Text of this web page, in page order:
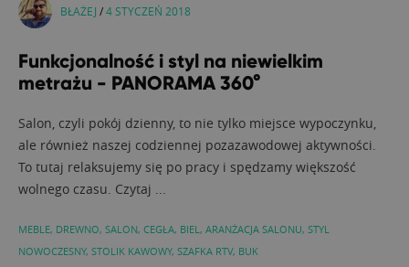
BŁAŻEJ /4 STYCZEŃ 2018
Funkcjonalność i styl na niewielkim
metrażu - PANORAMA 360°
Salon, czyli pokój dzienny, to nie tylko miejsce wypoczynku,
ale również naszej codziennej pozazawodowej aktywności.
To tutaj relaksujemy się po pracy i spędzamy większość
wolnego czasu. Czytaj ...
MEBLE, DREWNO, SALON, CEGŁA, BIEL, ARANŻACJA SALONU, STYL
NOWOCZESNY, STOLIK KAWOWY, SZAFKA RTV, BUK